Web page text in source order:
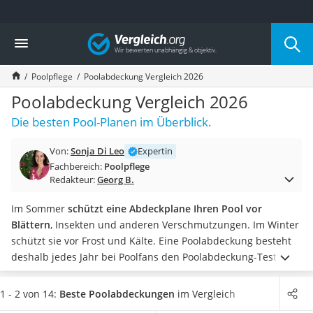
Die beliebtesten Vergleiche nach Kategorie
Baumarkt
Tresor feuerfest
Makita-Akku-Rasenmäher
Kappsäge
Smartes Türschloss
Akku-Rasentrimmer
Split-Klimaanlage 2 Innengeräte
Pelletofen
Tiefbrunnenpumpe
Fliesenschneider
Hochdruckreiniger
Doppelschleifer
Überwachungskamera
Benzinrasenmäher mit Elektrostart
Vergleich
Poolpflege Poolabdeckung Vergleich 2026
Poolabdeckung Vergleich 2026
Die besten Pool-Planen im Überblick.
Von:Sonja Di Leo
Expertin
Fachbereich: Poolpflege
Redakteur:Georg B.
Im Sommer schützt eine Abdeckplane Ihren Pool vor
Blättern, Insekten und anderen Verschmutzungen. Im Winter
schützt sie vor Frost und Kälte. Eine Poolabdeckung besteht
deshalb jedes Jahr bei Poolfans den Poolabdeckung-Test und
sorgt für Badespaß im eigenen Garten.Von Abdeckungen für
Sommer und Winter,für runde und eckige Pools
1 - 2 von 14: Beste Poolabdeckungen im Vergleich